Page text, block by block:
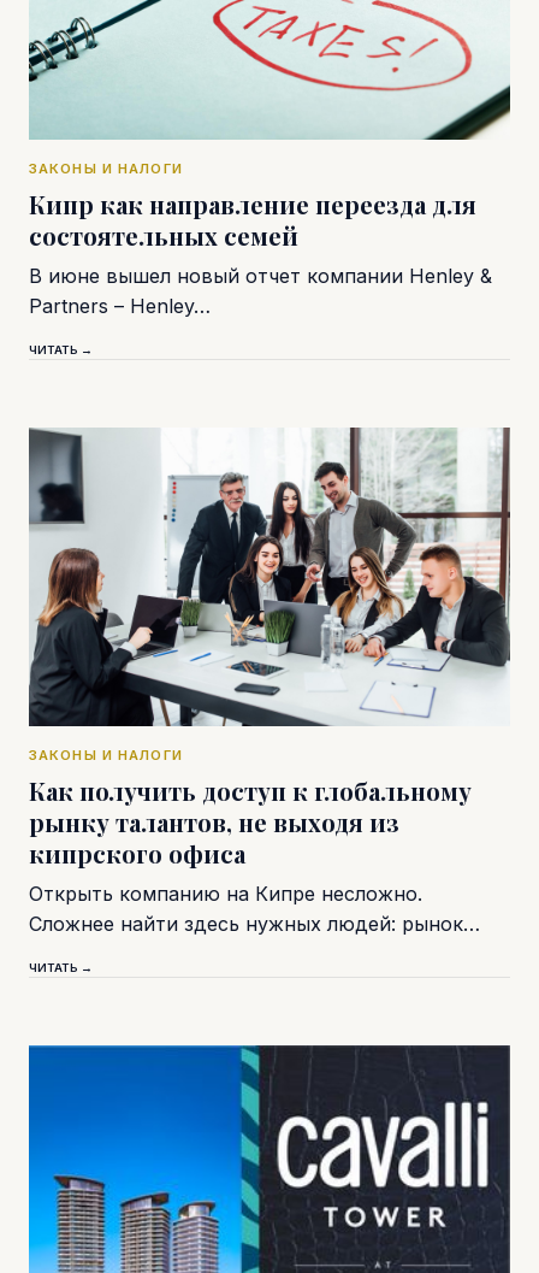
ЗАКОНЫ И НАЛОГИ
Кипр как направление переезда для
состоятельных семей
В июне вышел новый отчет компании Henley &
Partners – Henley…
ЧИТАТЬ →
ЗАКОНЫ И НАЛОГИ
Как получить доступ к глобальному
рынку талантов, не выходя из
кипрского офиса
Открыть компанию на Кипре несложно.
Сложнее найти здесь нужных людей: рынок…
ЧИТАТЬ →